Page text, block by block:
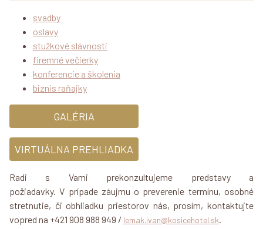
svadby
oslavy
stužkové slávnosti
firemné večierky
konferencie a školenia
biznis raňajky
GALÉRIA
VIRTUÁLNA PREHLIADKA
Radi s Vami prekonzultujeme predstavy a
požiadavky. V prípade záujmu o preverenie termínu, osobné
stretnutie, či obhliadku priestorov nás, prosím, kontaktujte
vopred na +421 908 988 949 / lemak.ivan@kosicehotel.sk.